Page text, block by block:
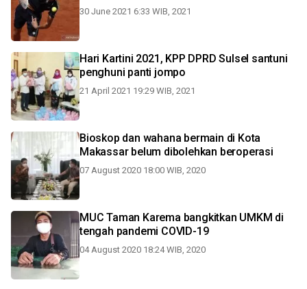
30 June 2021 6:33 WIB, 2021
Hari Kartini 2021, KPP DPRD Sulsel santuni
penghuni panti jompo
21 April 2021 19:29 WIB, 2021
Bioskop dan wahana bermain di Kota
Makassar belum dibolehkan beroperasi
07 August 2020 18:00 WIB, 2020
MUC Taman Karema bangkitkan UMKM di
tengah pandemi COVID-19
04 August 2020 18:24 WIB, 2020